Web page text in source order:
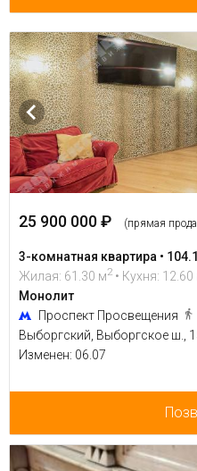
25 900 000 ₽ (прямая
3-комнатная квартира •
Жилая: 61.30 м2 • Кухня: 12.60
Монолит
Проспект Просвещения
Выборгский, Выборгское ш.,
Изменен: 06.07